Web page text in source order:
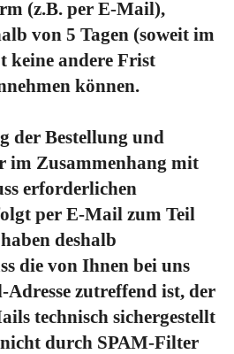
(z.B. per E-Mail),
von 5 Tagen (soweit im
keine andere Frist
können.
der Bestellung und
im Zusammenhang mit
erforderlichen
per E-Mail zum Teil
deshalb
die von Ihnen bei uns
zutreffend ist, der
technisch sichergestellt
durch SPAM-Filter